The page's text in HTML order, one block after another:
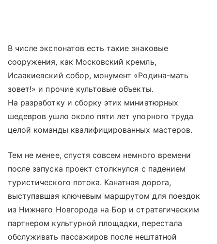
В числе экспонатов есть такие знаковые
сооружения, как Московский кремль,
Исаакиевский собор, монумент «Родина-мать
зовет!» и прочие культовые объекты.
На разработку и сборку этих миниатюрных
шедевров ушло около пяти лет упорного труда
целой команды квалифицированных мастеров.
Тем не менее, спустя совсем немного времени
после запуска проект столкнулся с падением
туристического потока. Канатная дорога,
выступавшая ключевым маршрутом для поездок
из Нижнего Новгорода на Бор и стратегическим
партнером культурной площадки, перестала
обслуживать пассажиров после нештатной